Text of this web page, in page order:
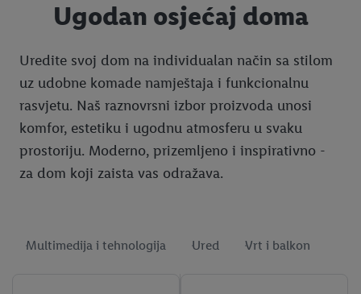
Ugodan osjećaj doma
Uredite svoj dom na individualan način sa stilom
uz udobne komade namještaja i funkcionalnu
rasvjetu. Naš raznovrsni izbor proizvoda unosi
komfor, estetiku i ugodnu atmosferu u svaku
prostoriju. Moderno, prizemljeno i inspirativno -
za dom koji zaista vas odražava.
Multimedija i tehnologija Ured Vrt i balkon